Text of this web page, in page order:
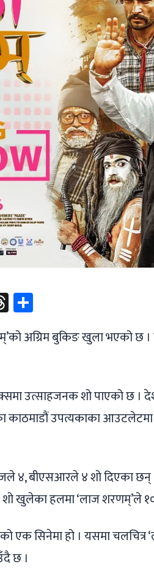
Threads
अग्रिम बुकिङ खुला भएको छ
उत्साहजनक शो पाएको छ
उपत्यकाका आउटलेटमा
४, बीएसआरले ४ शो दिएका
शो खुलेका हलमा ‘लाज शरणम्’ले
एक सिनेमा हो । यसमा चलचित्र
छ ।